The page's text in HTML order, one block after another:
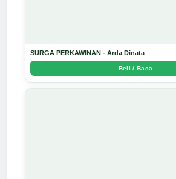
SURGA PERKAWINAN - Arda Dinata
Beli / Baca